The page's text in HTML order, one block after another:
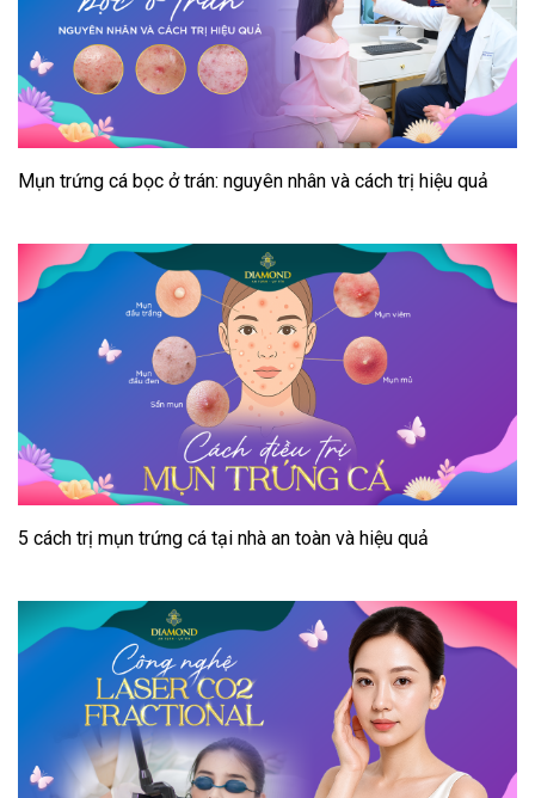
Mụn trứng cá bọc ở trán: nguyên nhân và cách trị hiệu quả
5 cách trị mụn trứng cá tại nhà an toàn và hiệu quả